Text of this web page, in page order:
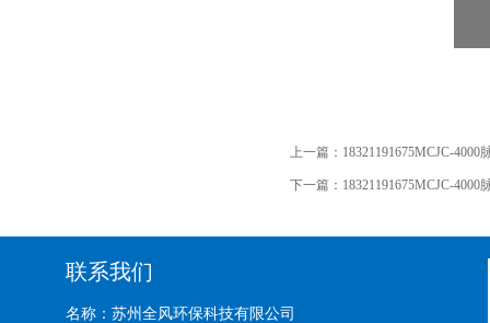
上一篇： 18321191675MCJC-
下一篇： 18321191675MCJC-
联系我们
名称：苏州全风环保科技有限公司